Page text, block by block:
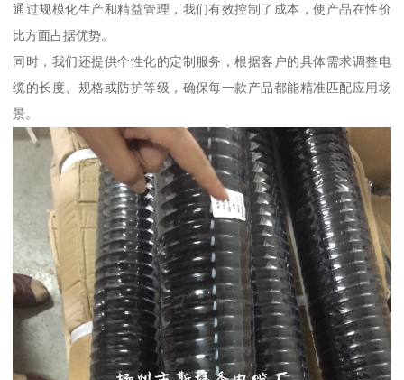
通过规模化生产和精益管理，我们有效控制了成本，使产品在性价
比方面占据优势。
同时，我们还提供个性化的定制服务，根据客户的具体需求调整电
缆的长度、规格或防护等级，确保每一款产品都能精准匹配应用场
景。